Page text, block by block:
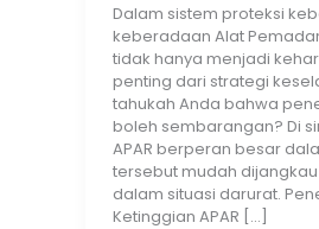
Dalam sistem proteksi
keberadaan Alat
tidak hanya menjadi
penting dari strategi
tahukah Anda bahwa
boleh sembarangan? Di
APAR berperan besar
tersebut mudah
dalam situasi darurat.
Ketinggian APAR […]